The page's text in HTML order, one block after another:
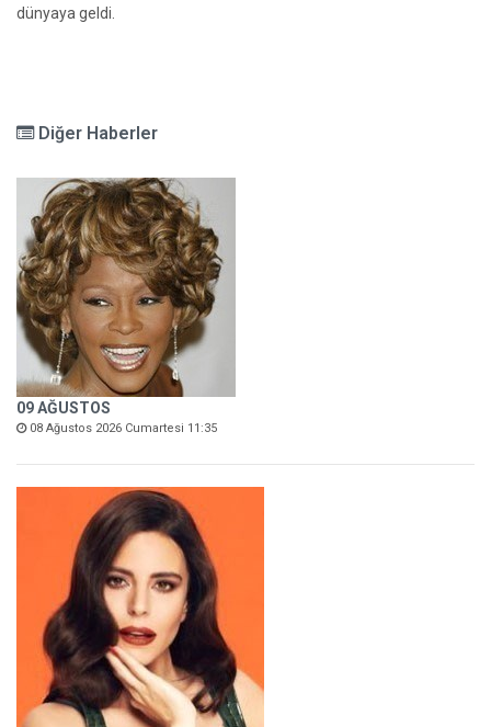
dünyaya geldi.
Diğer Haberler
09 AĞUSTOS
08 Ağustos 2026 Cumartesi 11:35